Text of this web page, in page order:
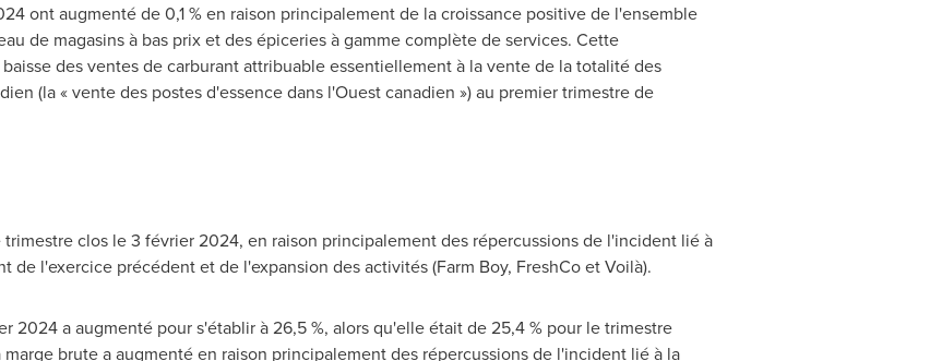
ont augmenté de 0,1 % en raison principalement de la croissance positive de l'ensemble
de magasins à bas prix et des épiceries à gamme complète de services. Cette
des ventes de carburant attribuable essentiellement à la vente de la totalité des
(la « vente des postes d'essence dans l'Ouest canadien ») au premier trimestre de
clos le 3 février 2024, en raison principalement des répercussions de l'incident lié à
de l'exercice précédent et de l'expansion des activités (Farm Boy, FreshCo et Voilà).
2024 a augmenté pour s'établir à 26,5 %, alors qu'elle était de 25,4 % pour le trimestre
brute a augmenté en raison principalement des répercussions de l'incident lié à la